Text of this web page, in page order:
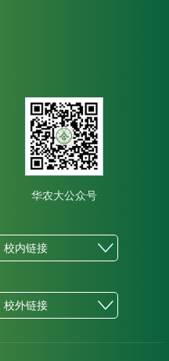
华农大公众号
校内链接
校外链接